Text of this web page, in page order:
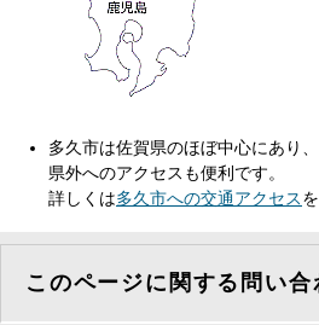
多久市は佐賀県のほぼ中心にあり
県外へのアクセスも便利です。
詳しくは多久市への交通アクセス
このページに関する問い合